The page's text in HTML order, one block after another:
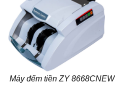
Máy đếm tiền ZY 8668CNEW